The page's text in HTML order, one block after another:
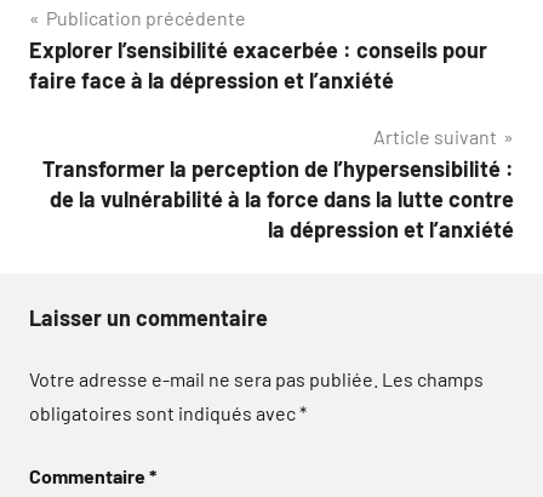
Navigation
de
Publication précédente
Explorer l’sensibilité exacerbée : conseils pour
faire face à la dépression et l’anxiété
Article suivant
Transformer la perception de l’hypersensibilité :
de la vulnérabilité à la force dans la lutte contre
la dépression et l’anxiété
Laisser un commentaire
Votre adresse e-mail ne sera pas publiée. Les champs
obligatoires sont indiqués avec*
Commentaire*